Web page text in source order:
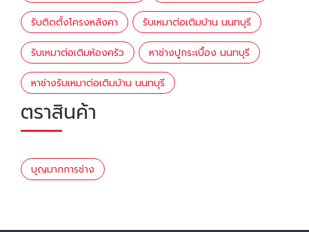
รับติดตั้งโครงหลังคา รับเหมาต่อเติมบ้าน นนทบุรี
รับเหมาต่อเติมห้องครัว หาช่างปูกระเบื้อง นนทบุรี
หาช่างรับเหมาต่อเติมบ้าน นนทบุรี
ตราสินค้า
บุญมากการช่าง